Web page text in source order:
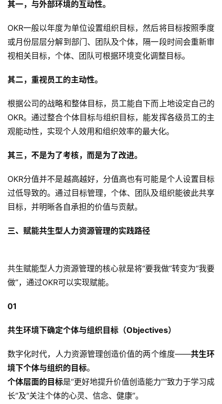
其一，与外部环境的互动性。
OKR一般以年度为单位设置组织目标，然后将目标按照季度
或月份层层分解到部门、团队及个体，隔一段时间会重新审
视相关目标，个体、团队可根据环境变化调整目标。
其二，重视员工的主动性。
根据公司的战略和整体目标，员工能自下而上地设定自己的
OKR。通过整合个体目标与组织目标，能发挥各级员工的主
观能动性，实现个人效用和组织效率的最大化。
其三，不是为了考核，而是为了改进。
OKR分值并不是越高越好，分值高也有可能是个人设置目标
过低导致的。通过目标管理，个体、团队及组织能彼此共享
目标，并明晰各自承担的价值与贡献。
三、赋能共生型人力资源管理的实践路径
共生赋能型人力资源管理的核心就是将“要我做”转变为“我要
做”，通过OKR可以实现赋能。
01
共生环境下确定个体与组织目标（Objectives）
数字化时代，人力资源管理创造价值的两个维度——共生环
境下个体与组织的目标。
个体层面的目标是“更好地提升价值创造能力”“致力于学习成
长”及“关注个体的心灵、信念、健康”。